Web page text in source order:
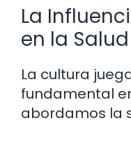
La
en la
La cultura
fundamental
abordamos la